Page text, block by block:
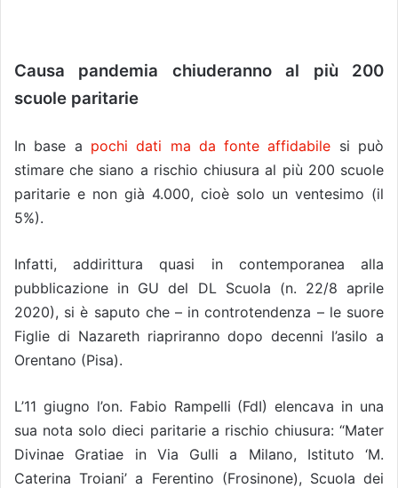
Causa pandemia chiuderanno al più 200
scuole paritarie
In base a pochi dati ma da fonte affidabile si può
stimare che siano a rischio chiusura al più 200 scuole
paritarie e non già 4.000, cioè solo un ventesimo (il
5%).
Infatti, addirittura quasi in contemporanea alla
pubblicazione in GU del DL Scuola (n. 22/8 aprile
2020), si è saputo che – in controtendenza – le suore
Figlie di Nazareth riapriranno dopo decenni l’asilo a
Orentano (Pisa).
L’11 giugno l’on. Fabio Rampelli (FdI) elencava in una
sua nota solo dieci paritarie a rischio chiusura: “Mater
Divinae Gratiae in Via Gulli a Milano, Istituto ‘M.
Caterina Troiani’ a Ferentino (Frosinone), Scuola dei